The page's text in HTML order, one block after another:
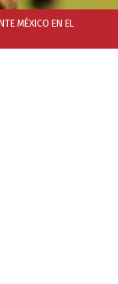
MÉXICO EN EL